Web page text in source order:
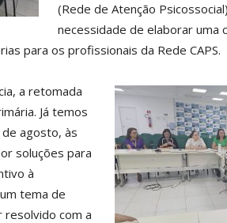
(Rede de Atenção
necessidade de elaborar uma
para os profissionais da Rede CAPS.
a retomada
Já temos
agosto, às
soluções para
à
tema de
com a